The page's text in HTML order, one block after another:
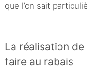
que l’on sait
La réalisation
faire au rabais